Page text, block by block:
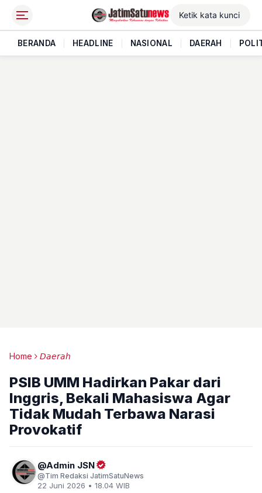
BERANDA HEADLINE NASIONAL DAERAH
Home 𝘋𝘢𝘦𝘳𝘢𝘩
PSIB UMM Hadirkan Pakar dari
Inggris, Bekali Mahasiswa Agar
Tidak Mudah Terbawa Narasi
Provokatif
Admin JSN
Tim Redaksi JatimSatuNews
22 Juni 2026 • 18.04 WIB